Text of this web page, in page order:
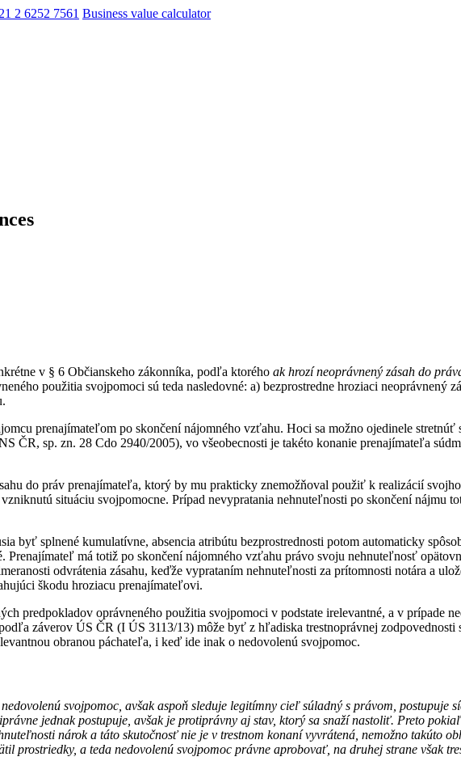
2 6252 7561 Business value calculator
v § 6 Občianskeho zákonníka, podľa ktorého ak hrozí neoprávnený zásah do
použitia svojpomoci sú teda nasledovné: a) bezprostredne hroziaci neoprávnený
prenajímateľom po skončení nájomného vzťahu. Hoci sa možno ojedinele
ČR, sp. zn. 28 Cdo 2940/2005), vo všeobecnosti je takéto konanie prenajímateľa
do práv prenajímateľa, ktorý by mu prakticky znemožňoval použiť k realizácií
situáciu svojpomocne. Prípad nevypratania nehnuteľnosti po skončení nájmu
byť splnené kumulatívne, absencia atribútu bezprostrednosti potom automaticky
Prenajímateľ má totiž po skončení nájomného vzťahu právo svoju nehnuteľnosť
odvrátenia zásahu, keďže vyprataním nehnuteľnosti za prítomnosti notára a
škodu hroziacu prenajímateľovi.
predpokladov oprávneného použitia svojpomoci v podstate irelevantné, a v prípade
záverov ÚS ČR (I ÚS 3113/13) môže byť z hľadiska trestnoprávnej zodpovednosti
obranou páchateľa, i keď ide inak o nedovolenú svojpomoc.
svojpomoc, avšak aspoň sleduje legitímny cieľ súladný s právom, postupuje
jednak postupuje, avšak je protiprávny aj stav, ktorý sa snaží nastoliť. Preto
nárok a táto skutočnosť nie je v trestnom konaní vyvrátená, nemožno takúto
prostriedky, a teda nedovolenú svojpomoc právne aprobovať, na druhej strane však